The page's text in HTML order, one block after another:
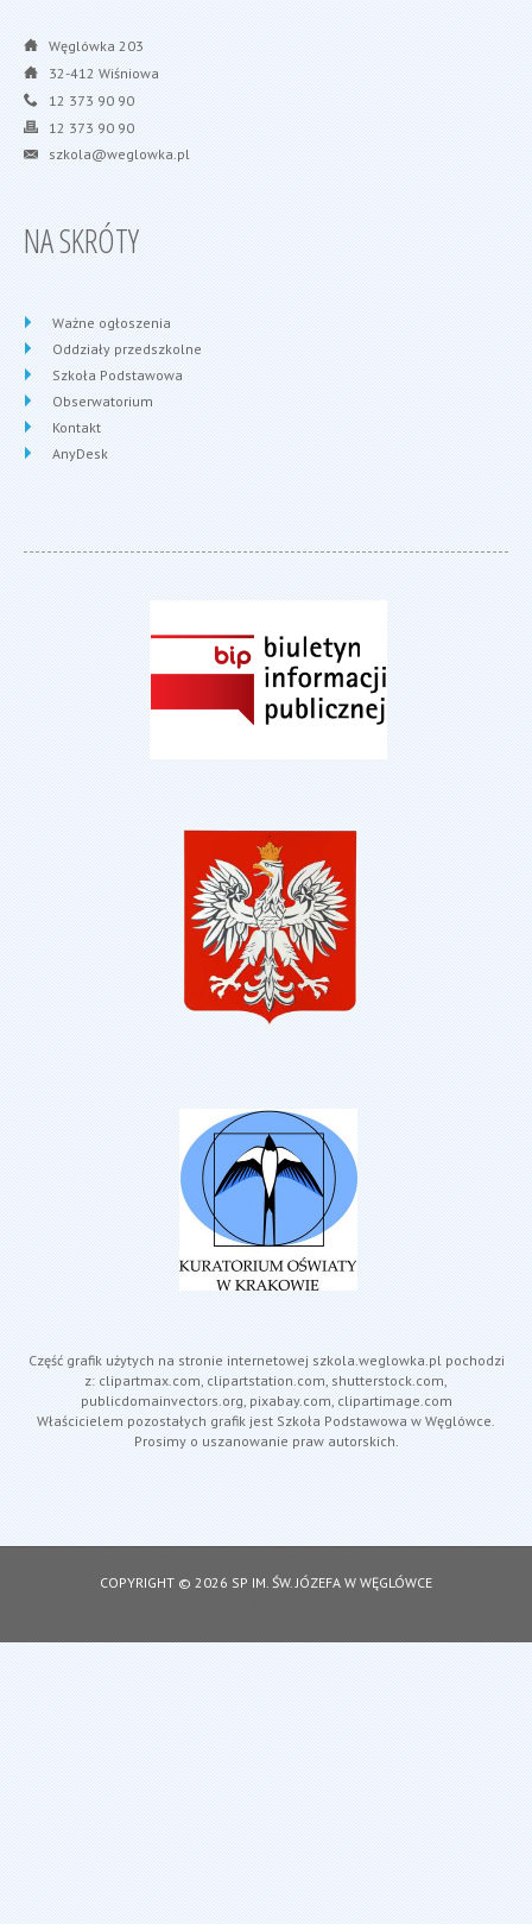
Węglówka 203
32-412 Wiśniowa
12 373 90 90
12 373 90 90
szkola@weglowka.pl
NA SKRÓTY
Ważne ogłoszenia
Oddziały przedszkolne
Szkoła Podstawowa
Obserwatorium
Kontakt
AnyDesk
Część grafik użytych na stronie internetowej szkola.weglowka.pl pochodzi
z: clipartmax.com, clipartstation.com, shutterstock.com,
publicdomainvectors.org, pixabay.com, clipartimage.com
Właścicielem pozostałych grafik jest Szkoła Podstawowa w Węglówce.
Prosimy o uszanowanie praw autorskich.
COPYRIGHT © 2026 SP IM. ŚW. JÓZEFA W WĘGLÓWCE